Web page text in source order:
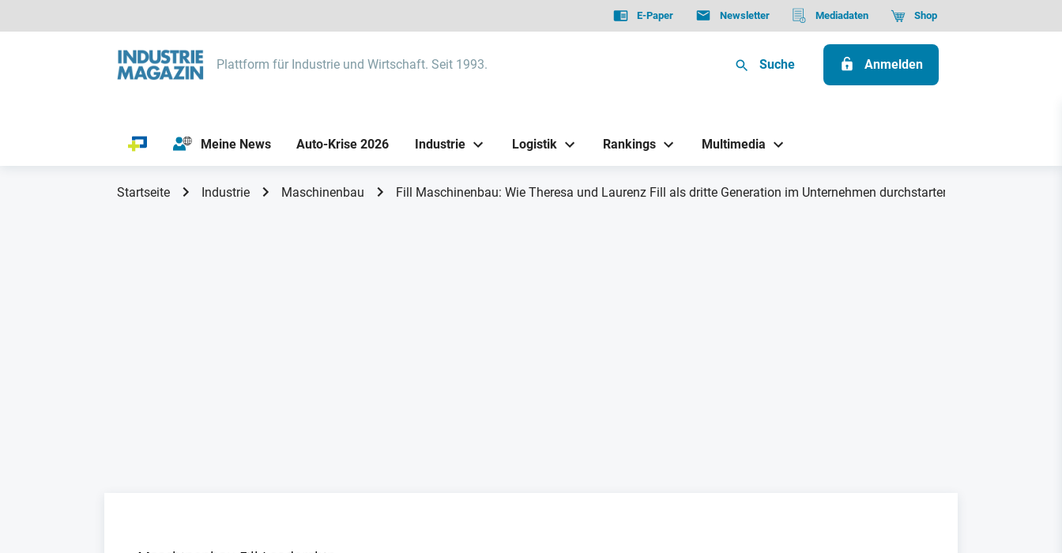
E-Paper Newsletter Mediadaten Shop
Plattform für Industrie und Wirtschaft. Seit 1993. Suche Anmelden
Meine News Auto-Krise 2026 Industrie Logistik Rankings Multimedia
Startseite Industrie Maschinenbau Fill Maschinenbau: Wie Theresa und Laurenz Fill als dritte Generation im Unternehmen durchstarten